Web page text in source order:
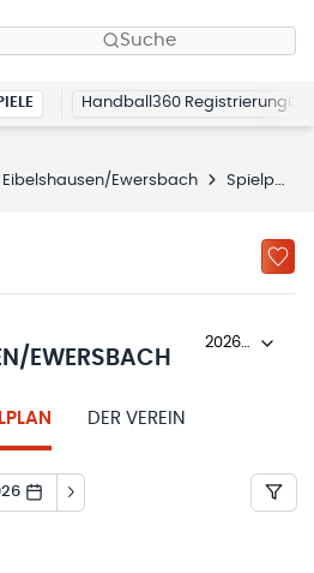
Suche
Handball360 Registrierung
Eibelshausen/Ewersbach Spielplan
EWERSBACH
DER VEREIN